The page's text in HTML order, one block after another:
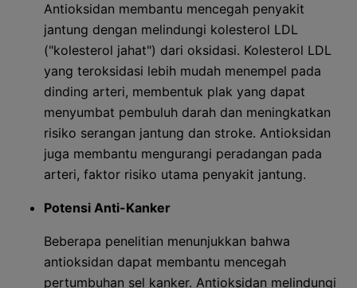
Antioksidan membantu mencegah penyakit
jantung dengan melindungi kolesterol LDL
("kolesterol jahat") dari oksidasi. Kolesterol LDL
yang teroksidasi lebih mudah menempel pada
dinding arteri, membentuk plak yang dapat
menyumbat pembuluh darah dan meningkatkan
risiko serangan jantung dan stroke. Antioksidan
juga membantu mengurangi peradangan pada
arteri, faktor risiko utama penyakit jantung.
Potensi Anti-Kanker
Beberapa penelitian menunjukkan bahwa
antioksidan dapat membantu mencegah
pertumbuhan sel kanker. Antioksidan melindungi